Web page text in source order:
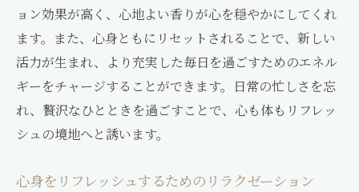
ョン効果が高く、心地よい香りが心を穏やかにしてくれ
ます。また、心身ともにリセットされることで、新しい
活力が生まれ、より充実した毎日を過ごすためのエネル
ギーをチャージすることができます。日常の忙しさを忘
れ、贅沢なひとときを過ごすことで、心も体もリフレッ
シュの境地へと誘います。
心身をリフレッシュするためのリラクゼーション